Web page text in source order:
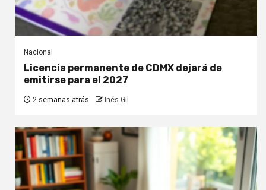
Nacional
Licencia permanente de CDMX dejará de
emitirse para el 2027
2 semanas atrás Inés Gil